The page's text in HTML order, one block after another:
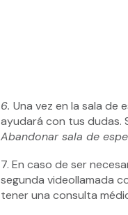
6.Una vez en la sala
ayudará con tus dudas.
Abandonar sala de
7. En caso de ser
segunda videollamada
tener una consulta